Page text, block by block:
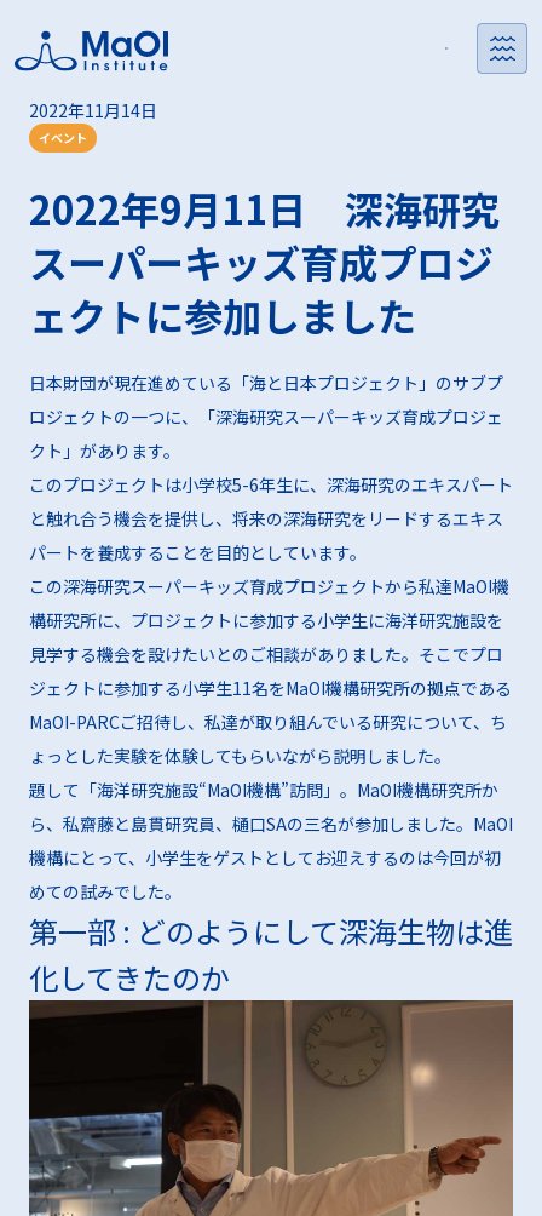
MaOI機構とは
MaOI機構とは
MaOIプロジェク
ト
コーディネーター
紹介
MaOI機構の活動
MaOI機構の活動 活動報告
フォーラム
MaOIフォーラム
とは
入会方法 会員限定メディア
事業支援をお求めの方
助成金をお求めの方 助成事業の支援実績
実証フィールドをお探しの
海洋微生物ライブラリに
興味をお持ちの方
興味をお持ちの方
パートナーをお探しの方
その他事業支援を
お求めの方
研究者の方
助成金をお求めの
方
MaOI研究所とは 研究報告一覧
2022年11月14日
イベント
2022年9月11日 深海研究
スーパーキッズ育成プロジ
ェクトに参加しました
日本財団が現在進めている「海と日本プロジェクト」のサブプ
ロジェクトの一つに、「深海研究スーパーキッズ育成プロジェ
クト」があります。
このプロジェクトは小学校5-6年生に、深海研究のエキスパート
と触れ合う機会を提供し、将来の深海研究をリードするエキス
パートを養成することを目的としています。
この深海研究スーパーキッズ育成プロジェクトから私達MaOI機
構研究所に、プロジェクトに参加する小学生に海洋研究施設を
見学する機会を設けたいとのご相談がありました。そこでプロ
ジェクトに参加する小学生11名をMaOI機構研究所の拠点である
MaOI-PARCご招待し、私達が取り組んでいる研究について、ち
ょっとした実験を体験してもらいながら説明しました。
題して「海洋研究施設“MaOI機構”訪問」。MaOI機構研究所か
ら、私齋藤と島貫研究員、樋口SAの三名が参加しました。MaOI
機構にとって、小学生をゲストとしてお迎えするのは今回が初
めての試みでした。
第一部 : どのようにして深海生物は進
化してきたのか